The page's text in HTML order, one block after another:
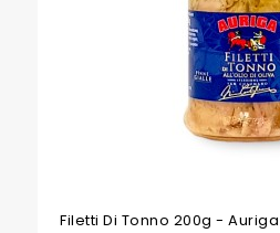
Filetti Di Tonno 200g - Auriga